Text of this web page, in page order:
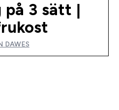
på 3 sätt |
DAWES